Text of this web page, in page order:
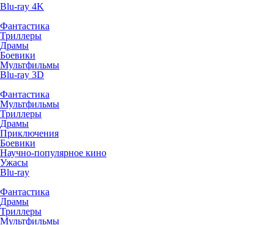
Blu-ray 4K
Фантастика
Триллеры
Драмы
Боевики
Мультфильмы
Blu-ray 3D
Фантастика
Мультфильмы
Триллеры
Драмы
Приключения
Боевики
Научно-популярное кино
Ужасы
Blu-ray
Фантастика
Драмы
Триллеры
Мультфильмы